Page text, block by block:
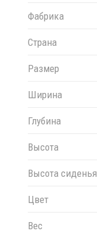
Фабрика
Страна
Размер
Ширина
Глубина
Высота
Высота сиденья
Цвет
Вес